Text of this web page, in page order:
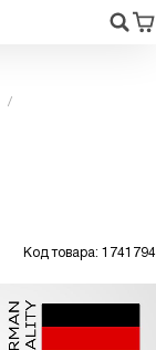
Код товара: 1741794